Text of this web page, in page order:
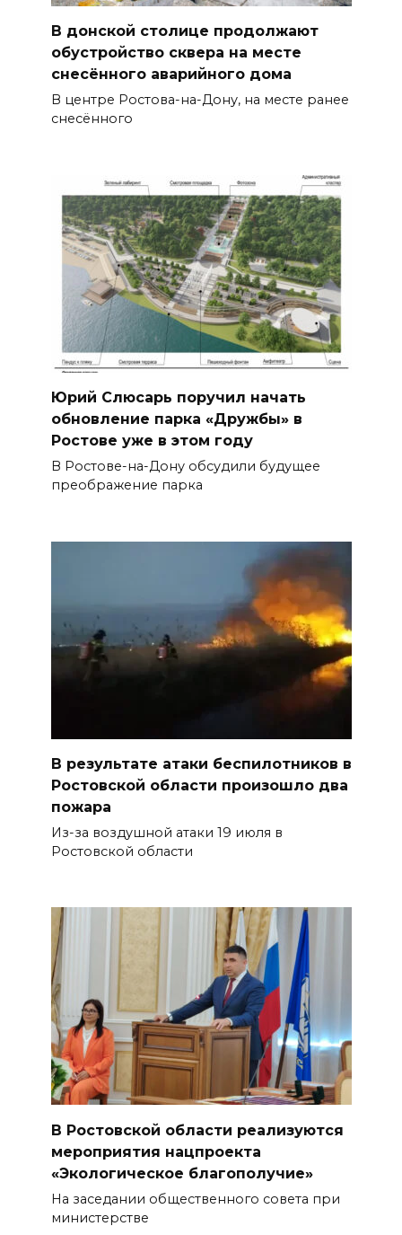
В донской столице продолжают
обустройство сквера на месте
снесённого аварийного дома
В центре Ростова-на-Дону, на месте ранее
снесённого
Юрий Слюсарь поручил начать
обновление парка «Дружбы» в
Ростове уже в этом году
В Ростове-на-Дону обсудили будущее
преображение парка
В результате атаки беспилотников в
Ростовской области произошло два
пожара
Из-за воздушной атаки 19 июля в
Ростовской области
В Ростовской области реализуются
мероприятия нацпроекта
«Экологическое благополучие»
На заседании общественного совета при
министерстве